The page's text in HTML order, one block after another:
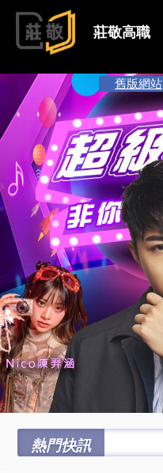
跳到主要內容
莊敬高職
舊版網站
熱門快訊